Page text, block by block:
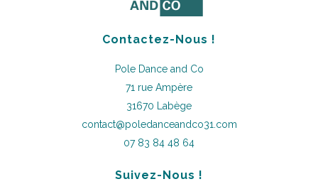
Contactez-Nous !
Pole Dance and Co
71 rue Ampère
31670 Labège
contact@poledanceandco31.com
07 83 84 48 64
Suivez-Nous !